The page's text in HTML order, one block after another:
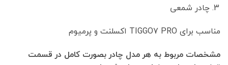
چادر شمعی
مناسب برای TIGGO7 PRO اکسلنت و پرمیوم
مشخصات مربوط به هر مدل چادر بصورت کامل در قسمت